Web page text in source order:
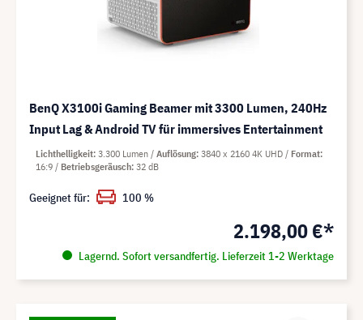
BenQ X3100i Gaming Beamer mit 3300 Lumen, 240Hz
Input Lag & Android TV für immersives Entertainment
2.198,00 €*
Lagernd. Sofort versandfertig. Lieferzeit 1-2 Werktage
Lichthelligkeit 3.300 Lumen Auflösung 3840 x 2160 4K UHD
Format
16:9
Betriebsgeräusch 32 dB
Geeignet für: 100 %